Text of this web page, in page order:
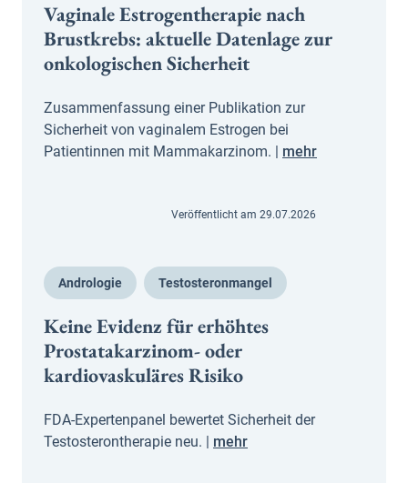
Vaginale Estrogentherapie nach
Brustkrebs: aktuelle Datenlage zur
onkologischen Sicherheit
Zusammenfassung einer Publikation zur
Sicherheit von vaginalem Estrogen bei
Patientinnen mit Mammakarzinom. | mehr
Veröffentlicht am 29.07.2026
Andrologie Testosteronmangel
Keine Evidenz für erhöhtes
Prostatakarzinom- oder
kardiovaskuläres Risiko
FDA-Expertenpanel bewertet Sicherheit der
Testosterontherapie neu. | mehr